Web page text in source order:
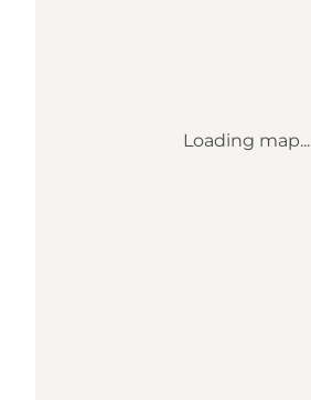
Loading map...